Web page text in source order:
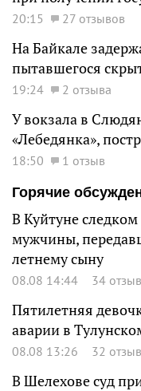
20:15 27 отзывов
На Байкале
пытавшегося
19:24 2 отзыва
У вокзала в
«Лебедянка»,
18:50
1 отзыв
Горячие
В Куйтуне
мужчины,
летнему сыну
08.08 14:44 34
Пятилетняя
аварии в
08.08 13:26 32
В Шелехове суд